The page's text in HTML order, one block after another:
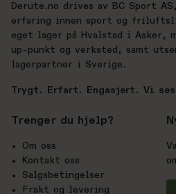
Derute.no drives av BC Sport
erfaring innen sport og
eget lager på Hvalstad i Asker,
up-punkt og verksted, samt
lagerpartner i Sverige.
Trygt. Erfart. Engasjert. Vi
Trenger du hjelp?
Om oss
Kontakt oss
Salgsbetingelser
Frakt og levering